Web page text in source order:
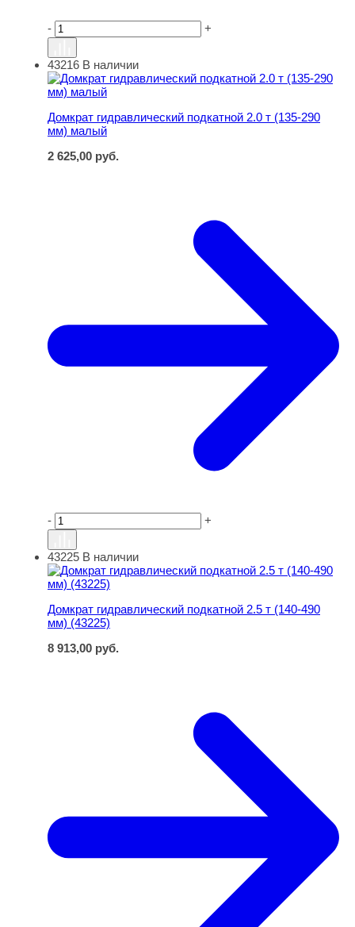
- +
Домкрат гидравлический подкатной 2.0 т (135-290 мм)
43216 В наличии
Домкрат гидравлический подкатной 2.0 т (135-290
мм) малый
2 625,00 руб.
- +
Домкрат гидравлический подкатной 2.5 т (140-490 мм)
43225 В наличии
Домкрат гидравлический подкатной 2.5 т (140-490
мм) (43225)
8 913,00 руб.